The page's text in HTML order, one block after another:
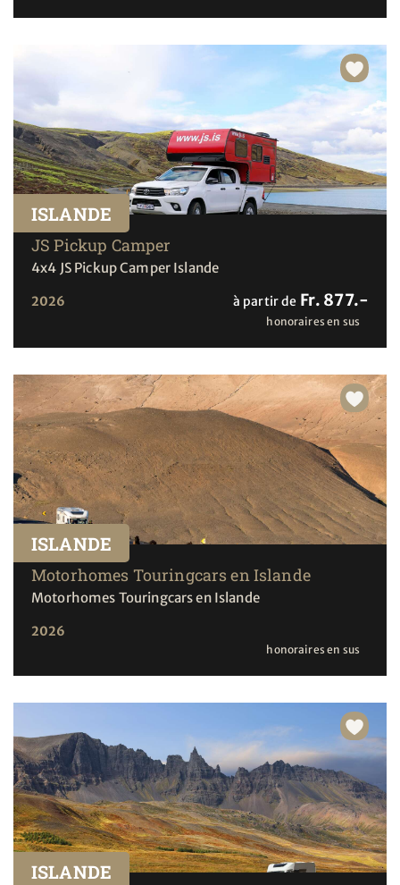
ISLANDE
JS Pickup Camper
4x4 JS Pickup Camper Islande
2026 à partir de Fr. 877.-
honoraires en sus
ISLANDE
Motorhomes Touringcars en Islande
Motorhomes Touringcars en Islande
2026
honoraires en sus
ISLANDE